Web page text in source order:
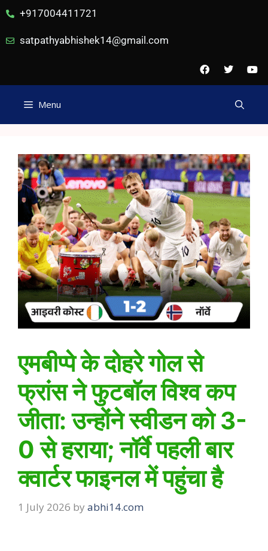
+917004411721
satpathyabhishek14@gmail.com
Menu
एमबीप्पे के दोहरे गोल से
फ्रांस ने फुटबॉल विश्व कप
जीता: उन्होंने स्वीडन को 3-
0 से हराया; नॉर्वे पहली बार
क्वार्टर फाइनल में पहुंचा है
1 July 2026 by abhi14.com